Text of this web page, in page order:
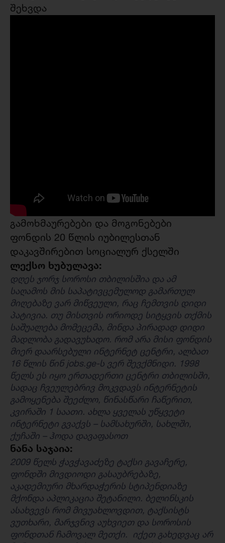
შეხვდა
გამოხმაურებები და მოგონებები
ფონდის 20 წლის იუბილესთან
დაკავშირებით სოციალურ ქსელში
ლექსო ხუბულავა:
დღეს ჯორჯ სოროსი თბილისშია და ამ
საღამოს მის საპატივცემულოდ გამართულ
მიღებაზე ვარ მიწვეული, რაც ჩემთვის დიდი
პატივია. თუ მისთვის ორიოდე სიტყვის თქმის
საშუალება მომეცემა, მინდა პირადად დიდი
მადლობა გადავუხადო. რომ არა მისი ფონდის
მიერ დაარსებული ინტერნეტ ცენტრი, ალბათ
16 წლის წინ jobs.ge-ს ვერ შევქმნიდი. 1998
წელს ეს იყო ერთადერთი ცენტრი თბილისში,
სადაც ჩვეულებრივ მოკვდავს ინტერნეტის
გამოყენება შეეძლო, წინასწარი ჩაწერით,
კვირაში 1 საათი. ახლა ყველას უწყვეტი
ინტერნეტი გვაქვს – სამსახურში, სახლში,
ქუჩაში – ჰოდა დავაფასოთ
ნანა საჯაია:
2009 წელს ჭავჭავაძეზე ტაქსი გავაჩერე,
ფონდში მივდიოდი გასაუბრებაზე,
აკადემიური მხარდაჭერის სტიპენდიაზე
მქონდა აპლიკაცია შეტანილი. ბელინსკის
ასახვევს რომ მივუახლოვდით, ტაქსისტს
ვუთხარი, მარჯვნივ აუხვიეთ და სოროსის
ფონდთან ჩამოვალ მეთქი. იქეთ გახედვაც არ